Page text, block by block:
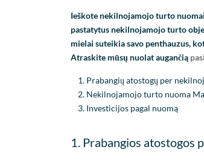
Ieškote nekilnojamojo turto
pastatytus nekilnojamojo turto
mielai suteikia savo penthauzus,
Atraskite mūsų nuolat augančią
Prabangių atostogų per
Nekilnojamojo turto nuoma
Investicijos pagal nuomą
1. Prabangios atostogos